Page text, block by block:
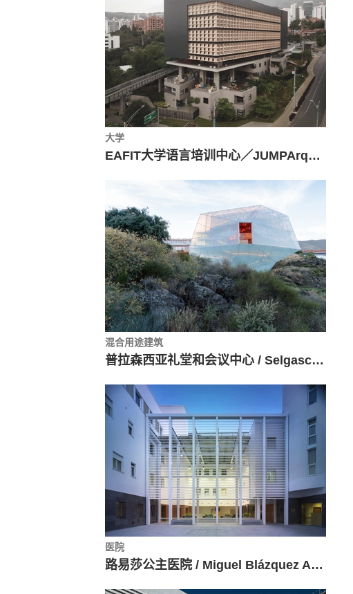
大学
EAFIT大学语言培训中心／JUMPArquitectos
混合用途建筑
普拉森西亚礼堂和会议中心 / Selgascano
医院
路易莎公主医院 / Miguel Blázquez Arquitectos